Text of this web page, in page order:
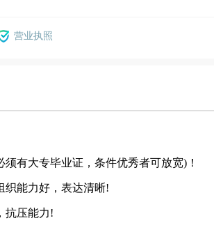
营业执照
须有大专毕业证，条件优秀者可放宽)！
织能力好，表达清晰!
抗压能力!